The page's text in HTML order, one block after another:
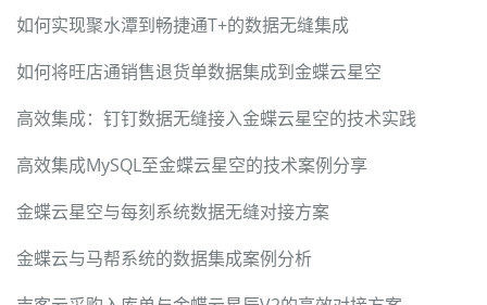
如何实现聚水潭到畅捷通T+的数据无缝集成
如何将旺店通销售退货单数据集成到金蝶云星空
高效集成：钉钉数据无缝接入金蝶云星空的技术实践
高效集成MySQL至金蝶云星空的技术案例分享
金蝶云星空与每刻系统数据无缝对接方案
金蝶云与马帮系统的数据集成案例分析